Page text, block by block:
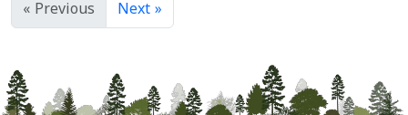
« Previous Next »